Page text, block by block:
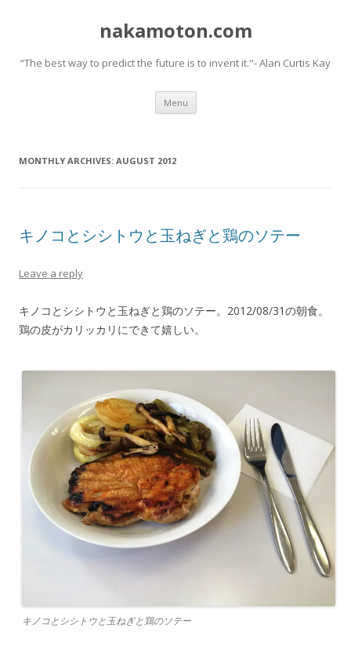
nakamoton.com
“The best way to predict the future is to invent it."- Alan Curtis Kay
Menu Skip
content
MONTHLY ARCHIVES: AUGUST 2012
キノコとシシトウと玉ねぎと鶏のソテー
Leave a reply
キノコとシシトウと玉ねぎと鶏のソテー。2012/08/31の朝食。
鶏の皮がカリッカリにできて嬉しい。
キノコとシシトウと玉ねぎと鶏のソテー